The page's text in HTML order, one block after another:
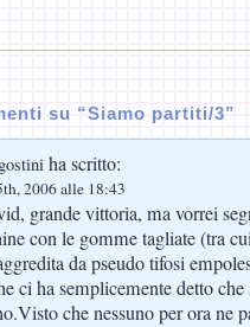
su “Siamo partiti/3”
ha scritto:
2006 alle 18:43
grande vittoria, ma vorrei
con le gomme tagliate (tra
da pseudo tifosi
ci ha semplicemente detto che
che nessuno per ora ne